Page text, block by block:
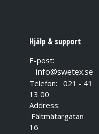
Hjälp & support
E-post:
info@swetex.se
Telefon: 021 - 41
13 00
Address:
Fältmätargatan
16